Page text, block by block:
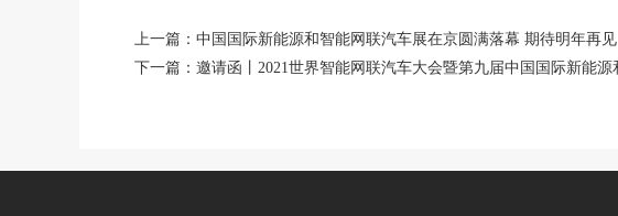
上一篇：中国国际新能源和智能网联汽车展在京圆满落幕 期待明年再见